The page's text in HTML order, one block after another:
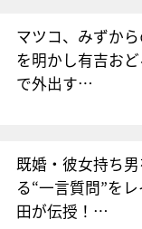
マツコ、みずか
を明かし有吉お
で外出す…
既婚・彼女持ち
る“一言質問”を
田が伝授！…